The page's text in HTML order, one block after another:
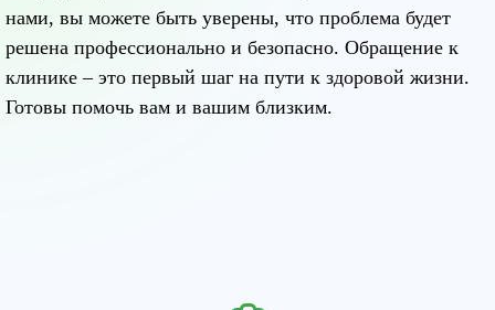
нами, вы можете быть уверены, что проблема будет
решена профессионально и безопасно. Обращение к
клинике – это первый шаг на пути к здоровой жизни.
Готовы помочь вам и вашим близким.